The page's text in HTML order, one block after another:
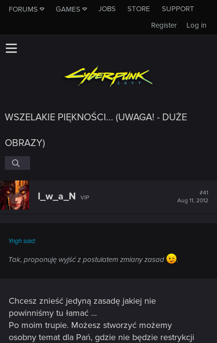
FORUMS GAMES JOBS STORE
SUPPORT
Log in
Register
WSZELAKIE PIĘKNOŚCI... (UWAGA! - DUŻE
OBRAZY)
I_w_a_N VIP
#41
Aug 11, 2012
Yngh said:
Tak, proponuję wyjść z postulatem zmiany zasad .
Chcesz znieść jedyną zasadę jakiej nie
powinniśmy tu łamać ...
Po moim trupie. Możesz stworzyć możemy
osobny temat dla Pań, gdzie nie będzie restrykcji